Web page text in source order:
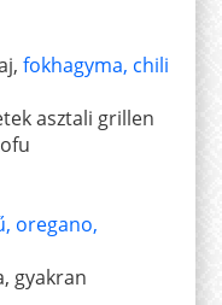
fokhagyma, chili
asztali grillen
, oregano,
gyakran